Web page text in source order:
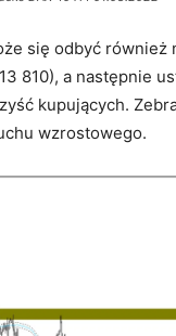
się odbyć
810), a następnie
kupujących.
wzrostowego.